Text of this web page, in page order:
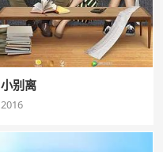
小别离
2016